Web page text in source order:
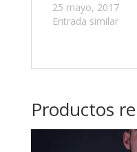
25 mayo, 2017
Entrada similar
Productos